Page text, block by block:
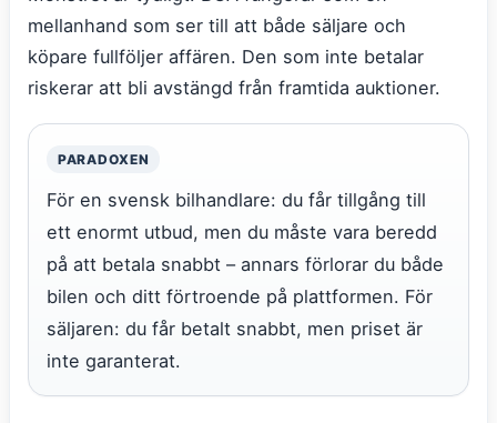
mellanhand som ser till att både säljare och
köpare fullföljer affären. Den som inte betalar
riskerar att bli avstängd från framtida auktioner.
PARADOXEN
För en svensk bilhandlare: du får tillgång till
ett enormt utbud, men du måste vara beredd
på att betala snabbt – annars förlorar du både
bilen och ditt förtroende på plattformen. För
säljaren: du får betalt snabbt, men priset är
inte garanterat.